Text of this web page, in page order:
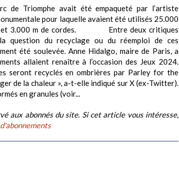
de Triomphe avait été empaqueté par l’artiste
pour laquelle avaient été utilisés 25.000
et 3.000 m de cordes. Entre deux critiques
question du recyclage ou du réemploi de ces
été soulevée. Anne Hidalgo, maire de Paris, a
allaient renaître à l’occasion des Jeux 2024.
seront recyclés en ombrières par Parley for the
de la chaleur », a-t-elle indiqué sur X (ex-Twitter).
en granules (voir...
aux abonnés du site. Si cet article vous intéresse,